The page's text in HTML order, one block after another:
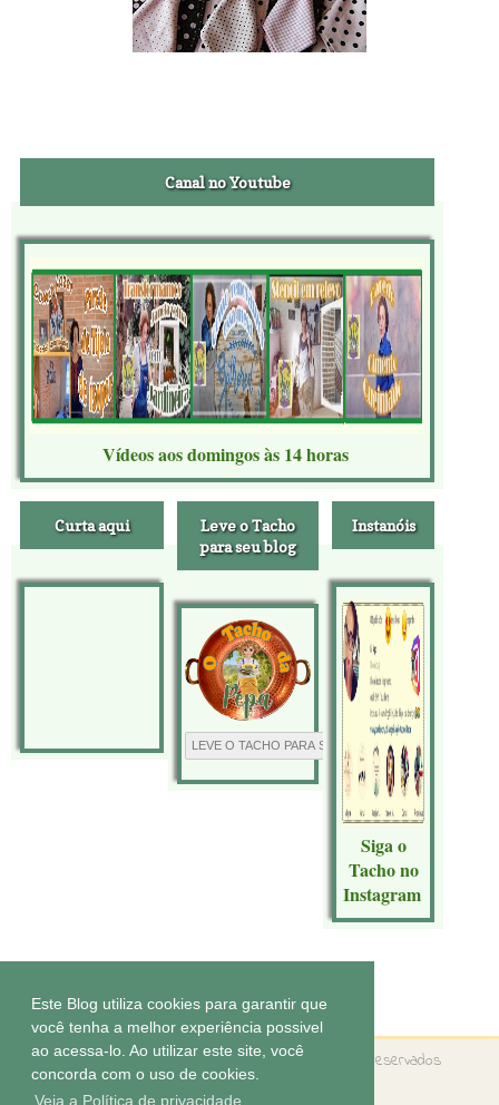
Este Blog utiliza cookies para garantir que
você tenha a melhor experiência possivel
ao acessa-lo. Ao utilizar este site, você
concorda com o uso de cookies.
Veja a Política de privacidade
Canal no Youtube
Vídeos aos domingos às 14 horas
Curta aqui
Leve o Tacho
para seu blog
Instanóis
Siga o
Tacho no
Instagram
Copyright ©O tacho da PepaTodos os direitos reservados
Tema byElaine Gaspareto